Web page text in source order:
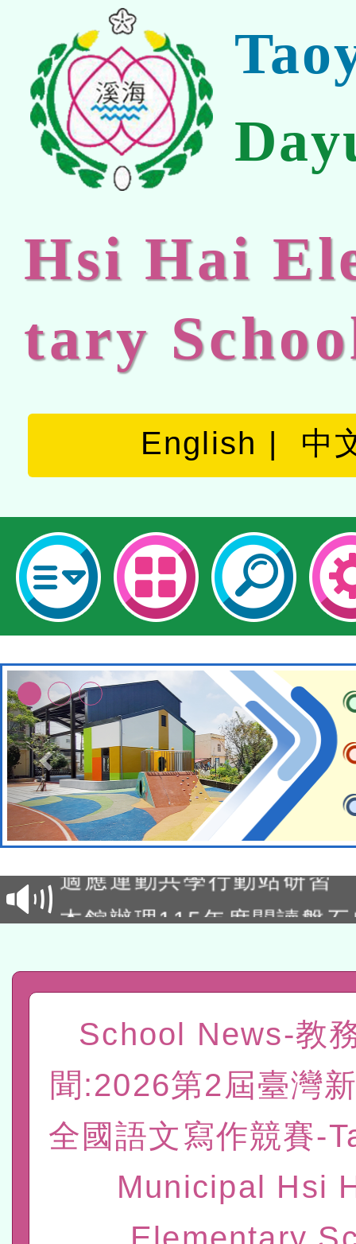
Hsi Hai
tary
English 中
本校115學年度第2次代理
本館辦理115年度閱讀磐
程
A3數位素養講師名單
「數位內容與教學軟體線
t」
有關大陸委員會函釋公務
赴陸應申請許可一案
轉知經濟部水利署委託財
研究院辦理「115年表揚
位及節水達人選拔活動」
115年8月22日(星期六)辦
市孔廟祈福系列活動—儒
2026年桃園地景藝術節教
本校115學年度第2次代理
School News-教
聞:2026第2屆臺灣
全國語文寫作競賽-
Municipal Hsi